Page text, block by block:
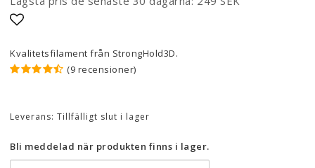
Kvalitetsfilament från StrongHold3D.
(9 recensioner)
Leverans: Tillfälligt slut i lager
Bli meddelad när produkten finns i lager.